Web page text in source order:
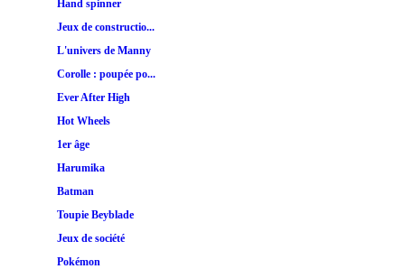
Hand spinner
Jeux de constructio...
L'univers de Manny
Corolle : poupée po...
Ever After High
Hot Wheels
1er âge
Harumika
Batman
Toupie Beyblade
Jeux de société
Pokémon